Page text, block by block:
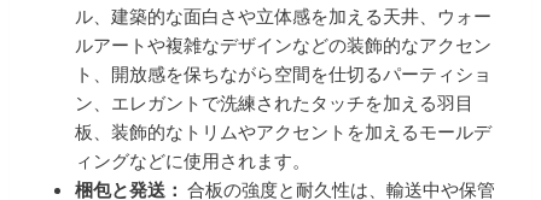
ル、建築的な面白さや立体感を加える天井、ウォー
ルアートや複雑なデザインなどの装飾的なアクセン
ト、開放感を保ちながら空間を仕切るパーティショ
ン、エレガントで洗練されたタッチを加える羽目
板、装飾的なトリムやアクセントを加えるモールデ
ィングなどに使用されます。
梱包と発送： 合板の強度と耐久性は、輸送中や保管